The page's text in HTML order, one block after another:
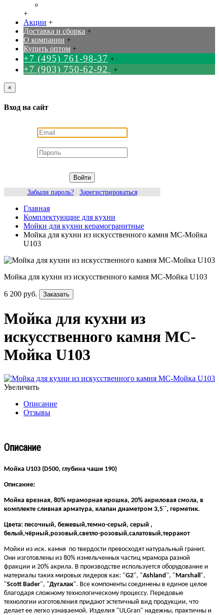
+
Акции +
Доставка и сборка +
О компании +
Купить оптом +
+7 (495) 761-98-37 +
+7 (903) 750-62-92 +
×
Вход на сайт
Войти
Забыли пароль?
Зарегистрироваться
Главная
Комплектующие для кухни
Мойки для кухни керамогранитные
Мойка для кухни из искусственного камня МС-Мойка
U103
Мойка для кухни из искусственного камня МС-Мойка U103
6 200 руб. Заказать
Мойка для кухни из
искусственного камня МС-
Мойка U103
Увеличить
Описание
Отзывы
Описание
Мойка U103 (D500, глубина чаши 190)
Описание:
Мойка врезная, 80% мраморная крошка, 20% акриловая смола, в
комплекте сливная арматура, клапан диаметром 3,5``, герметик.
Цвета: песочный, бежевый,темно-серый, серый ,
белый,чёрный,розовый,светло-розовый,салатовый,терракот
Мойки из иск. камня по твердости превосходят натуральный гранит.
Они изготовлены из 80% измельченных частиц мрамора разной
фракции и 20% акрила. В производстве используется оборудование и
материалы таких мировых лидеров как: "G2", "Ashland", "Marshall",
"Scott Bader", "Дугалак". Все компоненты соединены в единое целое
благодаря сложному технологическому процессу. Передовые
технологии изготовления придают эстетичный вид продукции, что
делает ее легко узнаваемой. Изделия "ULGran" надежны, практичны и